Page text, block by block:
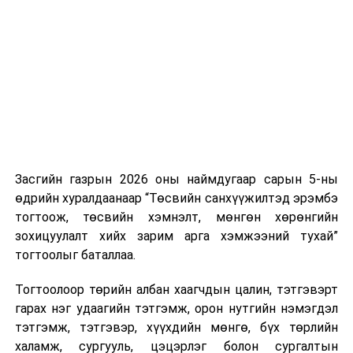
Шинэ хууль Францын зах зээлд үйлчилдэг гадаадын
дуудлагын төвүүдэд нөлөөлөхөөр байна. Тухайлбал,
Мароккогийн дуудлагын төвүүдийн орлогын 80 гаруй
хувь Францын зах зээлээс бүрддэг бөгөөд тус улсын
40–50 мянган ажлын байр эрсдэлд орж болзошгүйг
Засгийн газрын 2026 оны наймдугаар сарын 5-ны
өдрийн хуралдаанаар “Төсвийн санхүүжилтэд эрэмбэ
тогтоож, төсвийн хэмнэлт, мөнгөн хөрөнгийн
зохицуулалт хийх зарим арга хэмжээний тухай”
тогтоолыг баталлаа.
Тогтоолоор төрийн албан хаагчдын цалин, тэтгэвэрт
гарах нэг удаагийн тэтгэмж, орон нутгийн нэмэгдэл
тэтгэмж, тэтгэвэр, хүүхдийн мөнгө, бүх төрлийн
халамж, сургууль, цэцэрлэг болон сургалтын